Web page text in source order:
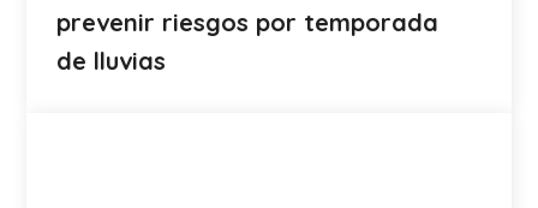
prevenir riesgos por temporada
de lluvias